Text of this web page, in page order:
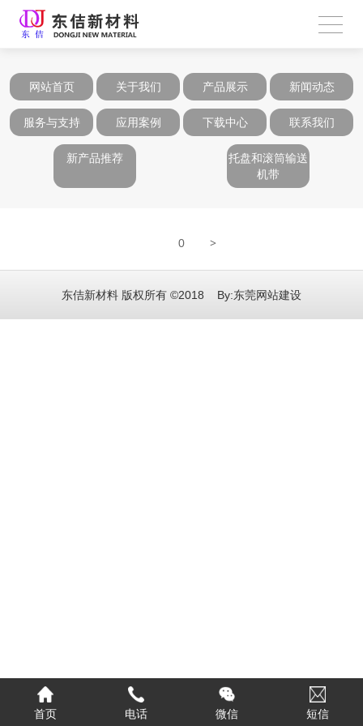
网站首页 关于我们 产品展示 新闻动态
服务与支持 应用案例 下载中心 联系我们
新产品推荐
托盘和滚筒输送
机带
0 >
东佶新材料 版权所有 ©2018 By:东莞网站建设
首页 电话 微信 短信